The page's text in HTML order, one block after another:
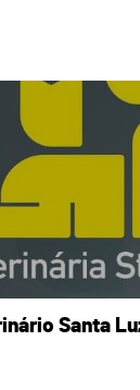
Santa